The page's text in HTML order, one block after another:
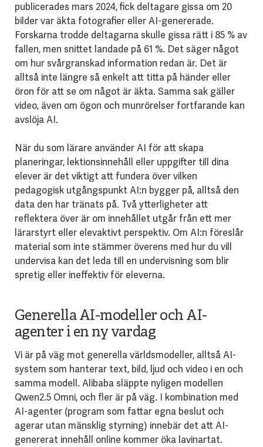
publicerades mars 2024, fick deltagare gissa om 20
bilder var äkta fotografier eller AI-genererade.
Forskarna trodde deltagarna skulle gissa rätt i 85 % av
fallen, men snittet landade på 61 %. Det säger något
om hur svårgranskad information redan är. Det är
alltså inte längre så enkelt att titta på händer eller
öron för att se om något är äkta. Samma sak gäller
video, även om ögon och munrörelser fortfarande kan
avslöja AI.
När du som lärare använder AI för att skapa
planeringar, lektionsinnehåll eller uppgifter till dina
elever är det viktigt att fundera över vilken
pedagogisk utgångspunkt AI:n bygger på, alltså den
data den har tränats på. Två ytterligheter att
reflektera över är om innehållet utgår från ett mer
lärarstyrt eller elevaktivt perspektiv. Om AI:n föreslår
material som inte stämmer överens med hur du vill
undervisa kan det leda till en undervisning som blir
spretig eller ineffektiv för eleverna.
Generella AI-modeller och AI-
agenter i en ny vardag
Vi är på väg mot generella världsmodeller, alltså AI-
system som hanterar text, bild, ljud och video i en och
samma modell. Alibaba släppte nyligen modellen
Qwen2.5 Omni, och fler är på väg. I kombination med
AI-agenter (program som fattar egna beslut och
agerar utan mänsklig styrning) innebär det att AI-
genererat innehåll online kommer öka lavinartat.